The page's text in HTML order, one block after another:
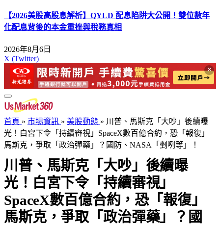
【2026美股高股息解析】QYLD 配息陷阱大公開！雙位數年
化配息背後的本金重挫與稅務真相
2026年8月6日
X (Twitter)
×
首頁 » 市場資訊 » 美股動態 » 川普、馬斯克「大吵」後續曝
光！白宮下令「持續審視」SpaceX數百億合約，恐「報復」
馬斯克，爭取「政治彈藥」？國防、NASA「剉咧等」！
川普、馬斯克「大吵」後續曝
光！白宮下令「持續審視」
SpaceX數百億合約，恐「報復」
馬斯克，爭取「政治彈藥」？國